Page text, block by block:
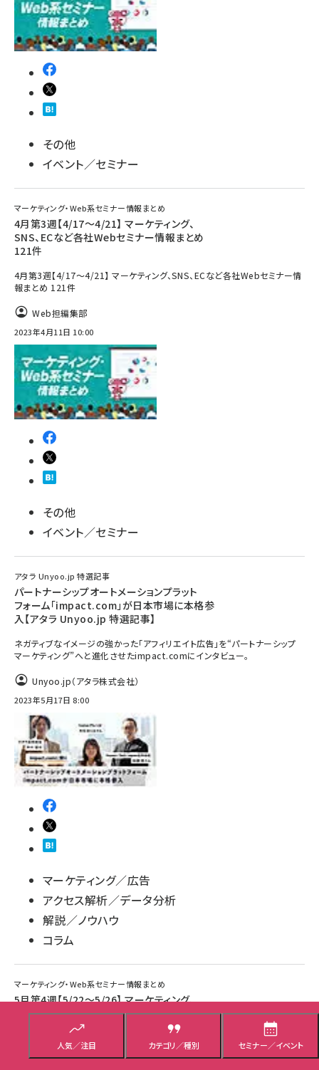
人気／注目 カテゴリ／種別 セミナー／イベント
その他
イベント／セミナー
マーケティング・Web系セミナー情報まとめ
4月第3週【4/17～4/21】 マーケティング、
SNS、ECなど各社Webセミナー情報まとめ
121件
4月第3週【4/17～4/21】 マーケティング、SNS、ECなど各社Webセミナー情
報まとめ 121件
Web担編集部
2023年4月11日 10:00
その他
イベント／セミナー
アタラ Unyoo.jp 特選記事
パートナーシップオートメーションプラット
フォーム「impact.com」が日本市場に本格参
入【アタラ Unyoo.jp 特選記事】
ネガティブなイメージの強かった「アフィリエイト広告」を“パートナーシップ
マーケティング”へと進化させたimpact.comにインタビュー。
Unyoo.jp（アタラ株式会社）
2023年5月17日 8:00
マーケティング／広告
アクセス解析／データ分析
解説／ノウハウ
コラム
マーケティング・Web系セミナー情報まとめ
5月第4週【5/22～5/26】 マーケティング、
SNS、ECなど各社Webセミナー情報まとめ
5月第4週【5/22～5/26】 マーケティング、SNS、ECなど各社Webセミナー情